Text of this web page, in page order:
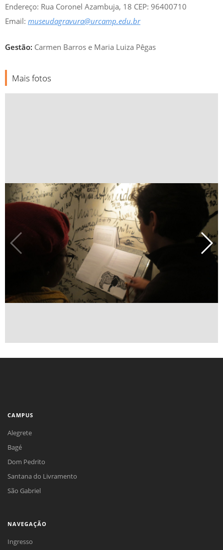
Endereço: Rua Coronel Azambuja, 18 CEP: 96400710
Email: museudagravura@urcamp.edu.br
Gestão: Carmen Barros e Maria Luiza Pêgas
Mais fotos
CAMPUS
Alegrete
Bagé
Dom Pedrito
Santana do Livramento
São Gabriel
NAVEGAÇÃO
Ingresso